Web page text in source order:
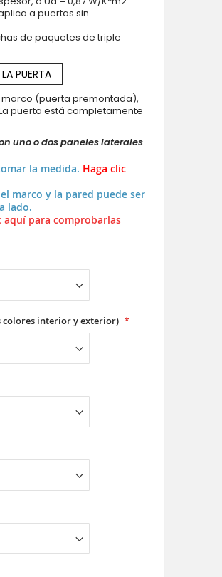
a puertas sin
de paquetes de triple
PUERTA
(puerta premontada),
puerta está completamente
uno o dos paneles laterales
la medida. Haga clic
marco y la pared puede ser
lado.
aquí para comprobarlas
colores interior y exterior)